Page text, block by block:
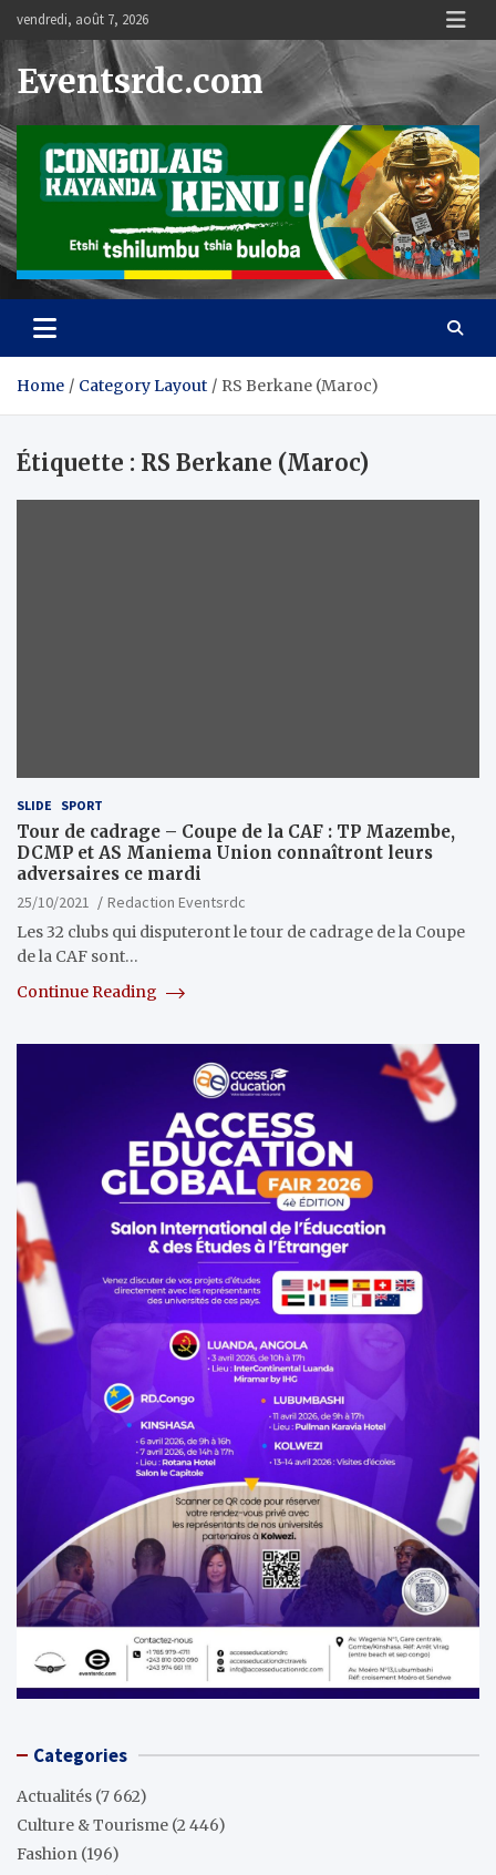
content
vendredi, août 7, 2026
Eventsrdc.com
Home Category Layout RS Berkane (Maroc)
Étiquette : RS Berkane (Maroc)
SLIDE SPORT
Tour de cadrage – Coupe de la CAF : TP Mazembe,
DCMP et AS Maniema Union connaîtront leurs
adversaires ce mardi
25/10/2021
Redaction Eventsrdc
Les 32 clubs qui disputeront le tour de cadrage de la Coupe
de la CAF sont…
Continue Reading
Categories
Actualités (7 662)
Culture & Tourisme (2 446)
Fashion (196)